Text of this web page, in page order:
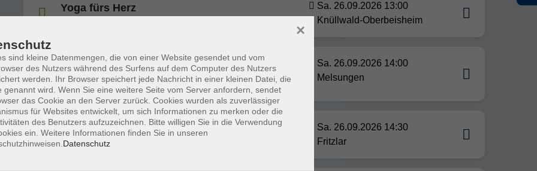
Yoga fürs Herz
Workshop
Sa. 26.09.2026 13:00
Knüllwald-Oberbeisheim
Bewegung, Atem und Entspannung für mehr
innere Klarheit
Selbstbestimmt statt fremdbestimmt
Sa. 26.09.2026 14:00
Melsungen
Intuitives Malen
Workshop: Regentropfen
Sa. 26.09.2026 14:30
Fritzlar
sind kleine Datenmengen, die von einer Website gesendet und vom
des Nutzers während des Surfens auf dem Computer des Nutzers
werden. Ihr Browser speichert jede Nachricht in einer kleinen Datei, die
genannt wird. Wenn Sie eine weitere Seite vom Server anfordern, sendet
das Cookie an den Server zurück. Cookies wurden als zuverlässiger
für Websites entwickelt, um sich Informationen zu merken oder die
des Benutzers aufzuzeichnen. Bitte willigen Sie in die Verwendung
ein. Weitere Informationen finden Sie in unseren
Datenschutz
×